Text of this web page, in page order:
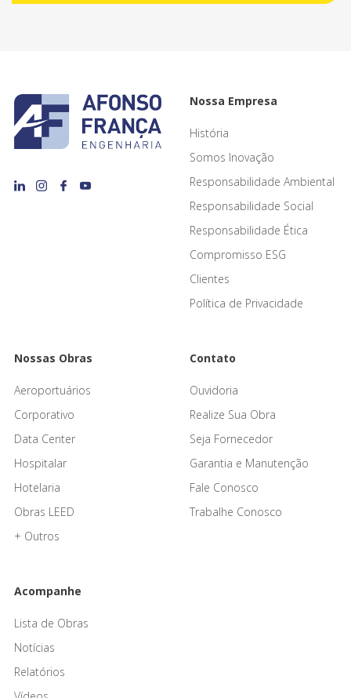
Nossa Empresa
História
Somos Inovação
Responsabilidade Ambiental
Responsabilidade Social
Responsabilidade Ética
Compromisso ESG
Clientes
Política de Privacidade
Nossas Obras
Aeroportuários
Corporativo
Data Center
Hospitalar
Hotelaria
Obras LEED
+ Outros
Contato
Ouvidoria
Realize Sua Obra
Seja Fornecedor
Garantia e Manutenção
Fale Conosco
Trabalhe Conosco
Acompanhe
Lista de Obras
Notícias
Relatórios